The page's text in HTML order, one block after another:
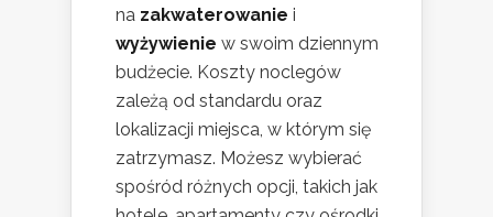
na zakwaterowanie i
wyżywienie w swoim dziennym
budżecie. Koszty noclegów
zależą od standardu oraz
lokalizacji miejsca, w którym się
zatrzymasz. Możesz wybierać
spośród różnych opcji, takich jak